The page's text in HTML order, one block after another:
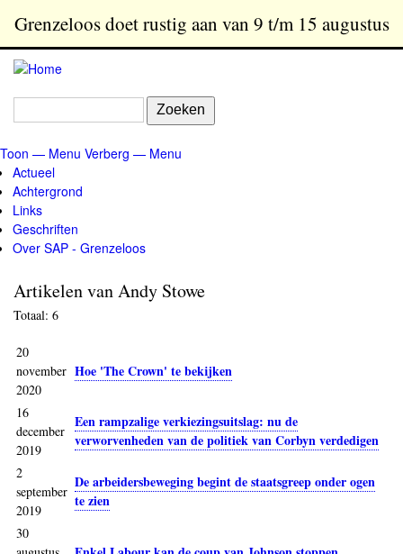
naar
gaan
Grenzeloos doet rustig aan van 9 t/m 15 augustus
Zoeken
Menu
Toon — Menu Verberg — Menu
Actueel
Achtergrond
Links
Geschriften
Over SAP - Grenzeloos
Artikelen van Andy Stowe
Totaal: 6
20
november
2020
Hoe 'The Crown' te bekijken
16
december
2019
Een rampzalige verkiezingsuitslag: nu de
verworvenheden van de politiek van Corbyn verdedigen
2
september
2019
De arbeidersbeweging begint de staatsgreep onder ogen
te zien
30